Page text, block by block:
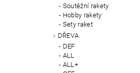
Soutěžní rakety
Hobby rakety
Sety raket
DŘEVA
DEF
ALL
ALL+